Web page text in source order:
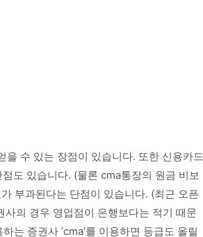
수 있는 장점이 있습니다. 또한 신용카드
도 있습니다. (물론 cma통장의 원금 비보
부과된다는 단점이 있습니다. (최근 오픈
의 경우 영업점이 은행보다는 적기 때문
는 증권사 ‘cma’를 이용하면 등급도 올릴